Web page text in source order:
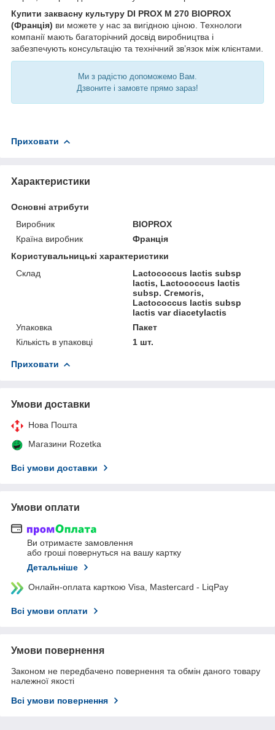
Купити заквасну культуру DI PROX М 270 BIOPROX
(Франція) ви можете у нас за вигідною ціною. Технологи
компанії мають багаторічний досвід виробництва і
забезпечують консультацію та технічний зв’язок між клієнтами.
Ми з радістю допоможемо Вам.
Дзвоните і замовте прямо зараз!
Приховати
Характеристики
Основні атрибути
Виробник
BIOPROX
Країна виробник
Франція
Користувальницькі характеристики
Склад
Lactococcus lactis subsp
lactis, Lactococcus lactis
subsp. Сгемогіѕ,
Lactococcus lactis subsp
lactis var diacetylactis
Упаковка
Пакет
Кількість в упаковці
1 шт.
Приховати
Умови доставки
Нова Пошта
Магазини Rozetka
Всі умови доставки
Умови оплати
Ви отримаєте замовлення
або гроші повернуться на вашу картку
Детальніше
Онлайн-оплата карткою Visa, Mastercard - LiqPay
Всі умови оплати
Умови повернення
Законом не передбачено повернення та обмін даного товару
належної якості
Всі умови повернення